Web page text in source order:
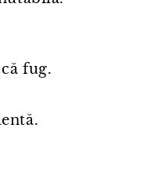
fug.